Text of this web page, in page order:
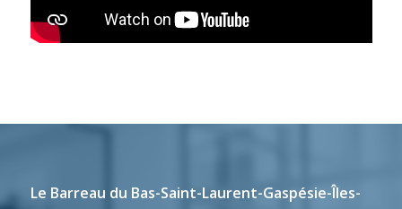
Le Barreau du Bas-Saint-Laurent-Gaspésie-Îles-